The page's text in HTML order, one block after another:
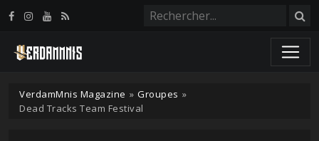
VerdamMnis Magazine » Groupes »
Dead Tracks Team Festival
Panneau de gestion des cookies